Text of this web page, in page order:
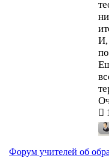
И,
Форум учителей об